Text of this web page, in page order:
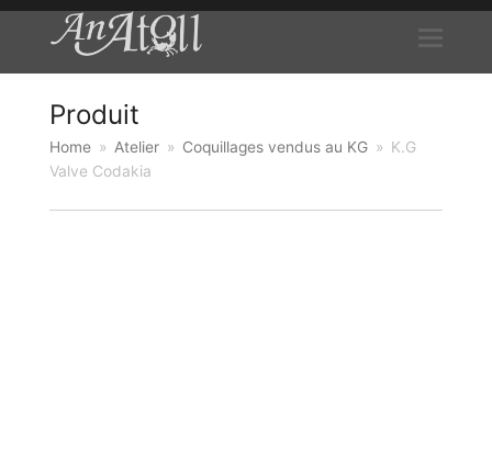
Produit
Home » Atelier » Coquillages vendus au KG » K.G
Valve Codakia